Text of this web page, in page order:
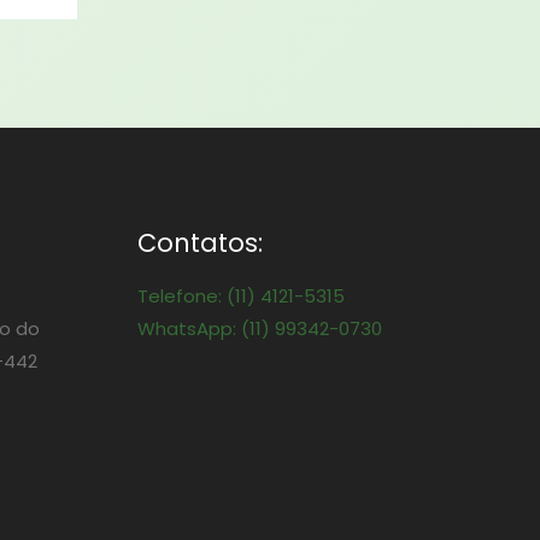
do
442
Contatos:
Telefone: (11) 4121-5315
WhatsApp: (11) 99342-0730